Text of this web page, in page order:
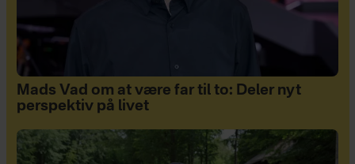
Mads Vad om at være far til to: Deler nyt
perspektiv på livet